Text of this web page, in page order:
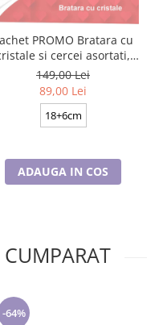
PROMO Bratara cu
si cercei asortati,
cu aur 18K, colectie
speciala ValentineS Day
VD02
149,00 Lei
89,00 Lei
18+6cm
ADAUGA IN COS
-64%